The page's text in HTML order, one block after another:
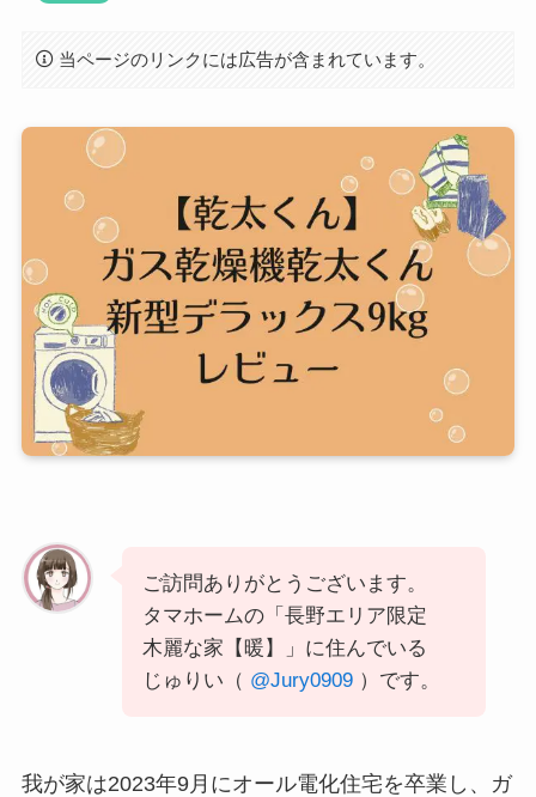
当ページのリンクには広告が含まれています。
ご訪問ありがとうございます。
タマホームの「長野エリア限定
木麗な家【暖】」に住んでいる
じゅりい（ @Jury0909）です。
我が家は2023年9月にオール電化住宅を卒業し、ガ